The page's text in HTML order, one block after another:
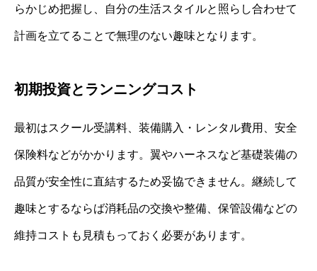
らかじめ把握し、自分の生活スタイルと照らし合わせて
計画を立てることで無理のない趣味となります。
初期投資とランニングコスト
最初はスクール受講料、装備購入・レンタル費用、安全
保険料などがかかります。翼やハーネスなど基礎装備の
品質が安全性に直結するため妥協できません。継続して
趣味とするならば消耗品の交換や整備、保管設備などの
維持コストも見積もっておく必要があります。